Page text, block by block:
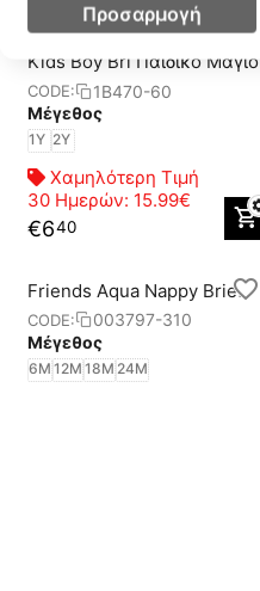
Arena Arena Water Tribe
Kids Boy Bri Παιδικό Μαγιό
CODE:
1B470-60
Μέγεθος
1Y 2Y
Χαμηλότερη Τιμή
30 Ημερών: 15.99€
€640
Friends Aqua Nappy Brief
CODE:
003797-310
Μέγεθος
6M 12M 18M 24M
Προσαρμογή